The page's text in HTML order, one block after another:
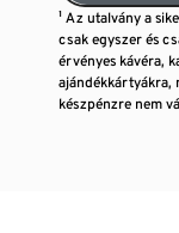
¹ Az utalvány a
csak egyszer és
érvényes kávéra,
ajándékkártyákra,
készpénzre nem